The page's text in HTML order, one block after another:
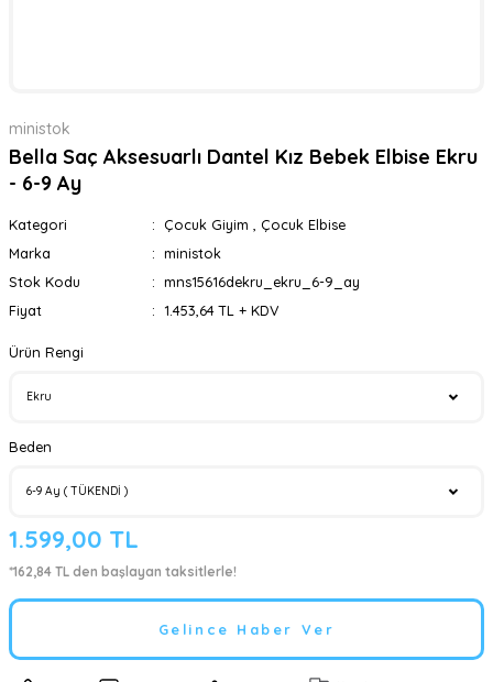
ministok
Bella Saç Aksesuarlı Dantel Kız Bebek Elbise Ekru
- 6-9 Ay
Kategori Çocuk Giyim
Çocuk Elbise
Marka
ministok
Stok Kodu
mns15616dekru_ekru_6-9_ay
Fiyat
1.453,64 TL + KDV
Ürün Rengi
Beden
1.599,00 TL
*162,84 TL den başlayan taksitlerle!
Gelince Haber Ver